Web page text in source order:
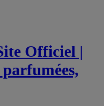
Officiel |